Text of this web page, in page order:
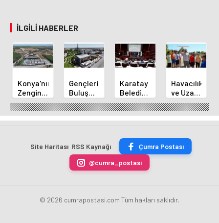
İLGILI HABERLER
Konya'nın
Zengin
Mutfağı
GastroFest'te
Tanıtılacak
Gençlerin
Buluşma
Noktası
Talha
Bayrakçı
Yükseliyor
Karatay
Belediye
Başkanı
Kılca
Yeni
Açıkladı
Havacılık
ve Uzay
Yaz
Kursu
Başladı
Site Haritası RSS Kaynağı
Çumra Postası
@cumra_postasi
© 2026 cumrapostasi.com Tüm hakları saklıdır.